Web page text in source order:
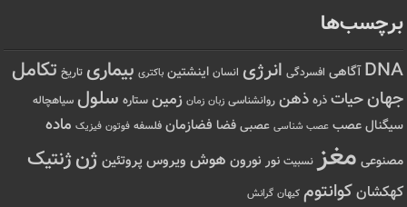
برچسب‌ها
DNA آگاهی افسردگی انرژی انسان اینشتین باکتری بیماری تاریخ تکامل
جهانحیات ذره ذهن روانشناسی زبان زمان زمین ستاره سلول سیاهچاله
سیگنال عصب عصب شناسی عصبی فضا فضازمان فلسفه فوتون فیزیک ماده
مصنوعی مغز نسبیت نور نورون هوش ویروس پروتئین ژنژنتیک
کهکشانکوانتوم کیهان گرانش